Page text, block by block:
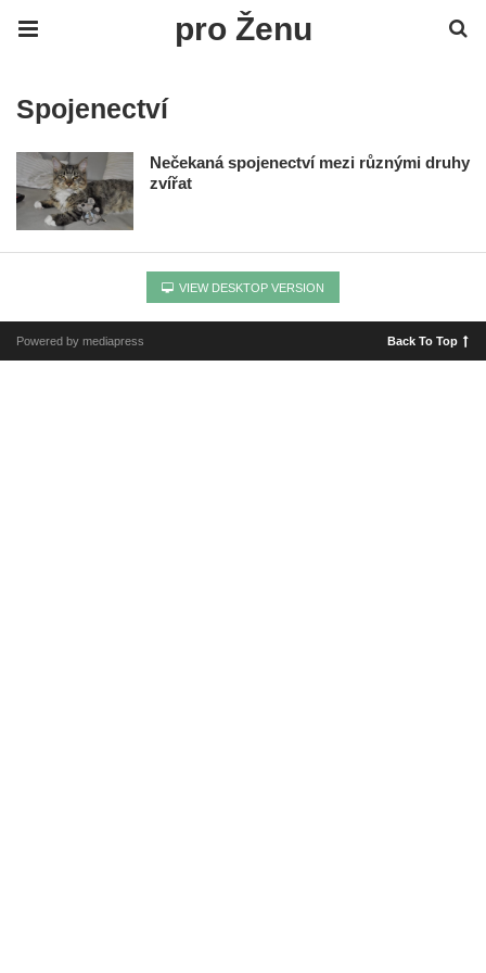
pro Ženu
Spojenectví
Nečekaná spojenectví mezi různými druhy
zvířat
VIEW DESKTOP VERSION
Powered by mediapress Back To Top